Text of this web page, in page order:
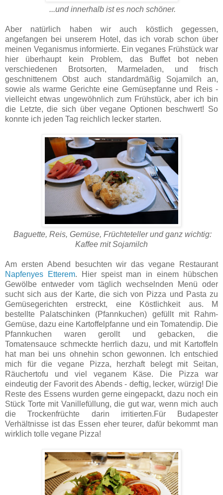
...und innerhalb ist es noch schöner.
Aber natürlich haben wir auch köstlich gegessen,
angefangen bei unserem Hotel, das ich vorab schon über
meinen Veganismus informierte. Ein veganes Frühstück war
hier überhaupt kein Problem, das Buffet bot neben
verschiedenen Brotsorten, Marmeladen, und frisch
geschnittenem Obst auch standardmäßig Sojamilch an,
sowie als warme Gerichte eine Gemüsepfanne und Reis -
vielleicht etwas ungewöhnlich zum Frühstück, aber ich bin
die Letzte, die sich über vegane Optionen beschwert! So
konnte ich jeden Tag reichlich lecker starten.
Baguette, Reis, Gemüse, Früchteteller und ganz wichtig:
Kaffee mit Sojamilch
Am ersten Abend besuchten wir das vegane Restaurant
Napfenyes Etterem. Hier speist man in einem hübschen
Gewölbe entweder vom täglich wechselnden Menü oder
sucht sich aus der Karte, die sich von Pizza und Pasta zu
Gemüsegerichten erstreckt, eine Köstlichkeit aus. M
bestellte Palatschinken (Pfannkuchen) gefüllt mit Rahm-
Gemüse, dazu eine Kartoffelpfanne und ein Tomatendip. Die
Pfannkuchen waren gerollt und gebacken, die
Tomatensauce schmeckte herrlich dazu, und mit Kartoffeln
hat man bei uns ohnehin schon gewonnen. Ich entschied
mich für die vegane Pizza, herzhaft belegt mit Seitan,
Räuchertofu und viel veganem Käse. Die Pizza war
eindeutig der Favorit des Abends - deftig, lecker, würzig! Die
Reste des Essens wurden gerne eingepackt, dazu noch ein
Stück Torte mit Vanillefüllung, die gut war, wenn mich auch
die Trockenfrüchte darin irritierten.Für Budapester
Verhältnisse ist das Essen eher teurer, dafür bekommt man
wirklich tolle vegane Pizza!